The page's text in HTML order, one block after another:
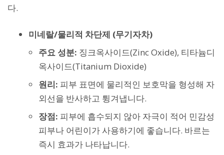
다.
미네랄/물리적 차단제 (무기자차)
주요 성분: 징크옥사이드(Zinc Oxide), 티타늄디
옥사이드(Titanium Dioxide)
원리: 피부 표면에 물리적인 보호막을 형성해 자
외선을 반사하고 튕겨냅니다.
장점: 피부에 흡수되지 않아 자극이 적어 민감성
피부나 어린이가 사용하기에 좋습니다. 바르는
즉시 효과가 나타납니다.